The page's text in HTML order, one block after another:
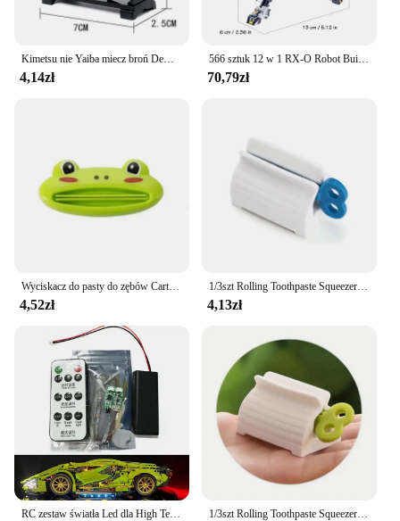
Kimetsu nie Yaiba miecz broń Demon Slayer Satoman Tanjiro Cosplay miecz 1:1 Anime Ninja nóż drewno 25cm Katana Prop
4,14zł
566 sztuk 12 w 1 RX-O Robot Building Blocks Zestawy klocków Zabawki Transform Cars Zabawki urodzinowe Dzieci Prezenty dla chłopców
70,79zł
4,52zł
1/3szt Rolling Toothpaste Squeezer Lazy Man Shampoo Ręczny klips do pasty do zębów Ręczna pasta do zębów Wszechstronny wyciskacz do czyszczenia twarzy
4,13zł
1/3szt Rolling Toothpaste Squeezer Lazy Man Shampoo Ręczny klips do pasty do zębów Ręczna pasta do zębów Wszechstronny wyciskacz do czyszczenia twarzy